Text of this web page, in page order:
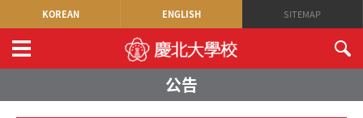
KOREAN ENGLISH SITEMAP
公告